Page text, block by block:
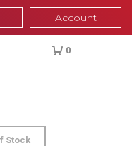
Account
0
Stock